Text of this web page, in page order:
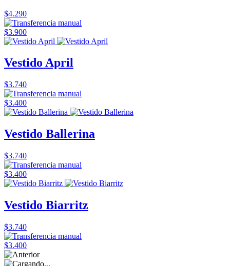
$4.290
$3.900
Vestido April
$3.740
$3.400
Vestido Ballerina
$3.740
$3.400
Vestido Biarritz
$3.740
$3.400